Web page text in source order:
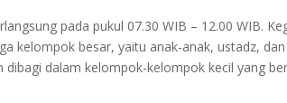
pada pukul 07.30 WIB – 12.00 WIB.
kelompok besar, yaitu anak-anak, ustadz,
dalam kelompok-kelompok kecil yang